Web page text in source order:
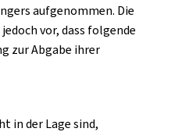
aufgenommen. Die
vor, dass folgende
zur Abgabe ihrer
in der Lage sind,